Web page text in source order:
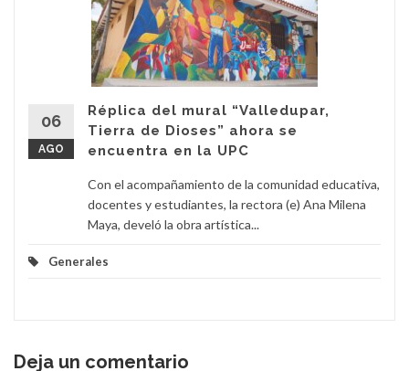
06
AGO
Réplica del mural “Valledupar,
Tierra de Dioses” ahora se
encuentra en la UPC
Con el acompañamiento de la comunidad educativa,
docentes y estudiantes, la rectora (e) Ana Milena
Maya, develó la obra artística...
Generales
Deja un comentario